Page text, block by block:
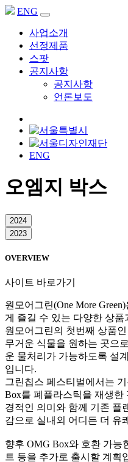
ENG
사업소개
선정제품
스팟
공지사항
공지사항
언론보도
ENG
오엠지 박스
2024
2023
OVERVIEW
사이트 바로가기
원모어그린(One More
게 즐길 수 있는 다양한 상
원모어그린의 첫번째 상품
무거운 식물을 원하는 곳으
운 물처리가 가능하도록 설
입니다.
그린칩스 페스티벌에서는
Box를 폐플라스틱을 재생
경적인 의미와 함께 기존 플
감으로 실내외 어디든 더 유
향후 OMG Box와 호환 가능
트 등을 추가로 출시할 계획